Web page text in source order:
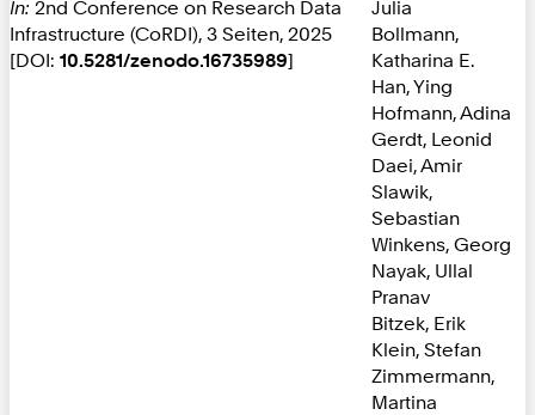
In: 2nd Conference on Research Data
Infrastructure (CoRDI), 3 Seiten, 2025
[DOI: 10.5281/zenodo.16735989]
Julia
Bollmann,
Katharina E.
Han, Ying
Hofmann, Adina
Gerdt, Leonid
Daei, Amir
Slawik,
Sebastian
Winkens, Georg
Nayak, Ullal
Pranav
Bitzek, Erik
Klein, Stefan
Zimmermann,
Martina